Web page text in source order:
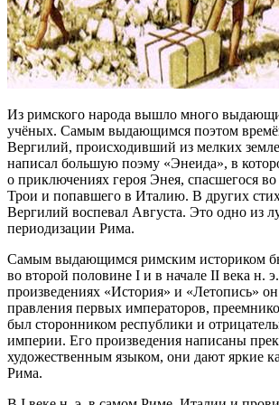
Из римского народа вышло много
учёных. Самым выдающимся поэтом
Вергилий, происходивший из мелких
написал большую поэму «Энеида», в
о приключениях героя Энея, спасшегося
Трои и попавшего в Италию. В других
Вергилий воспевал Августа. Это одно из
периодизации Рима.
Самым выдающимся римским историком
во второй половине I и в начале II века н.
произведениях «История» и «Летопись»
правления первых императоров,
был сторонником республики и
империи. Его произведения написаны
художественным языком, они дают яркие
Рима.